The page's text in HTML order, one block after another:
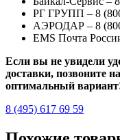
РГ ГРУПП – 8
АЭРОДАР – 8
EMS Почта
Если вы не увидели
доставки, позвоните
оптимальный
8 (495) 617 69 59